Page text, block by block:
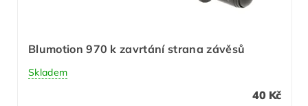
Blumotion 970 k zavrtání strana závěsů
Skladem
40 Kč